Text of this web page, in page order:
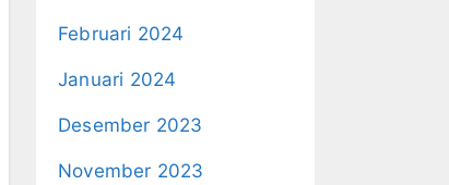
Februari 2024
Januari 2024
Desember 2023
November 2023